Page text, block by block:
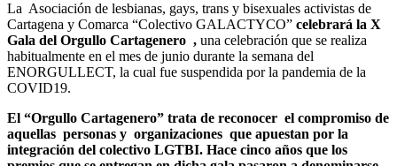
La Asociación de lesbianas, gays, trans y bisexuales activistas de
Cartagena y Comarca “Colectivo GALACTYCO” celebrará la X
Gala del Orgullo Cartagenero , una celebración que se realiza
habitualmente en el mes de junio durante la semana del
ENORGULLECT, la cual fue suspendida por la pandemia de la
COVID19.
El “Orgullo Cartagenero” trata de reconocer el compromiso de
aquellas personas y organizaciones que apuestan por la
integración del colectivo LGTBI. Hace cinco años que los